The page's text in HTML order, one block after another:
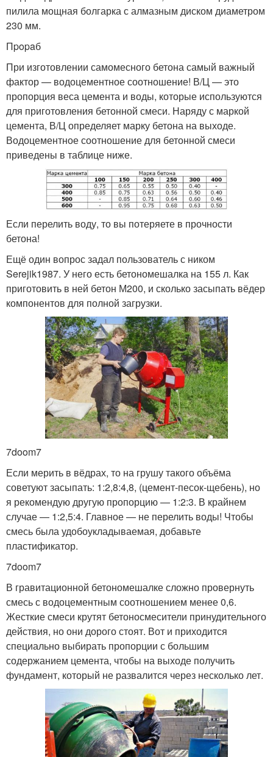
пилила мощная болгарка с алмазным диском диаметром
230 мм.
Пpopaб
При изготовлении самомесного бетона самый важный
фактор — водоцементное соотношение! В/Ц — это
пропорция веса цемента и воды, которые используются
для приготовления бетонной смеси. Наряду с маркой
цемента, В/Ц определяет марку бетона на выходе.
Водоцементное соотношение для бетонной смеси
приведены в таблице ниже.
Если перелить воду, то вы потеряете в прочности
бетона!
Ещё один вопрос задал пользователь с ником
Serejik1987. У него есть бетономешалка на 155 л. Как
приготовить в ней бетон М200, и сколько засыпать вёдер
компонентов для полной загрузки.
7doom7
Если мерить в вёдрах, то на грушу такого объёма
советуют засыпать: 1:2,8:4,8, (цемент-песок-щебень), но
я рекомендую другую пропорцию — 1:2:3. В крайнем
случае — 1:2,5:4. Главное — не перелить воды! Чтобы
смесь была удобоукладываемая, добавьте
пластификатор.
7doom7
В гравитационной бетономешалке сложно провернуть
смесь с водоцементным соотношением менее 0,6.
Жесткие смеси крутят бетоносмесители принудительного
действия, но они дорого стоят. Вот и приходится
специально выбирать пропорции с большим
содержанием цемента, чтобы на выходе получить
фундамент, который не развалится через несколько лет.